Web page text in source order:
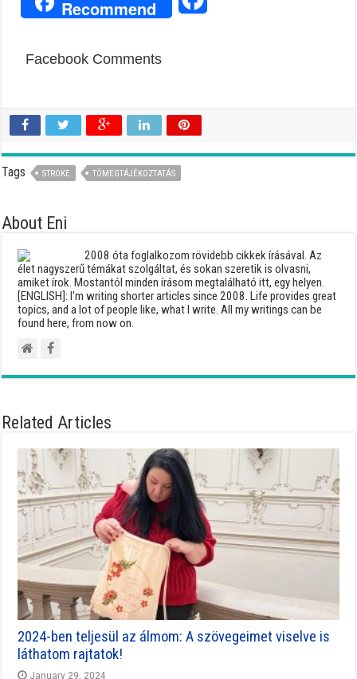
Recommend
Facebook Comments
Tags STROKE TÖMEGTÁJÉKOZTATÁS
About Eni
2008 óta foglalkozom rövidebb cikkek írásával. Az
élet nagyszerű témákat szolgáltat, és sokan szeretik is olvasni,
amiket írok. Mostantól minden írásom megtalálható itt, egy helyen.
[ENGLISH]: I'm writing shorter articles since 2008. Life provides great
topics, and a lot of people like, what I write. All my writings can be
found here, from now on.
Related Articles
2024-ben teljesül az álmom: A szövegeimet viselve is
láthatom rajtatok!
January 29, 2024